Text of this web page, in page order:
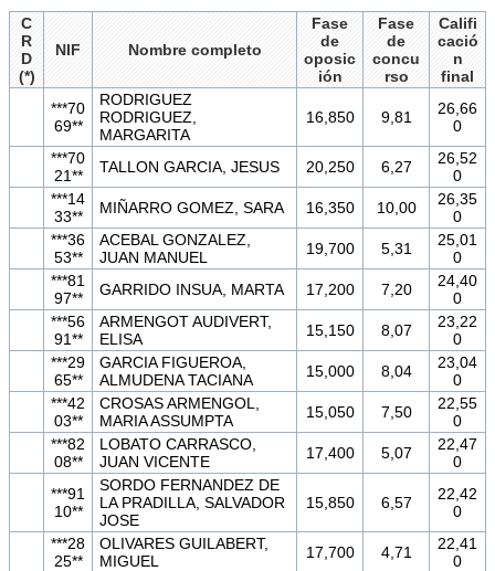
C
R
D
(*)
NIF Nombre completo
Fase
de
oposic
ión
Fase
de
concu
rso
Califi
cació
n
final
***70
69**
RODRIGUEZ
RODRIGUEZ,
MARGARITA
16,850 9,81
26,66
0
***70
21**
TALLON GARCIA, JESUS 20,250 6,27
26,52
0
***14
33**
MIÑARRO GOMEZ, SARA 16,350 10,00
26,35
0
***36
53**
ACEBAL GONZALEZ,
JUAN MANUEL
19,700 5,31
25,01
0
***81
97**
GARRIDO INSUA, MARTA 17,200 7,20
24,40
0
***56
91**
ARMENGOT AUDIVERT,
ELISA
15,150 8,07
23,22
0
***29
65**
GARCIA FIGUEROA,
ALMUDENA TACIANA
15,000 8,04
23,04
0
***42
03**
CROSAS ARMENGOL,
MARIA ASSUMPTA
15,050 7,50
22,55
0
***82
08**
LOBATO CARRASCO,
JUAN VICENTE
17,400 5,07
22,47
0
***91
10**
SORDO FERNANDEZ DE
LA PRADILLA, SALVADOR
JOSE
15,850 6,57
22,42
0
***28
25**
OLIVARES GUILABERT,
MIGUEL
17,700 4,71
22,41
0